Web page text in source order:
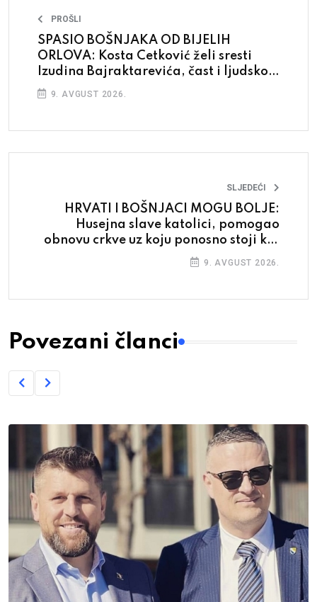
PROŠLI
SPASIO BOŠNJAKA OD BIJELIH
ORLOVA: Kosta Cetković želi sresti
Izudina Bajraktarevića, čast i ljudskost
se pokazuju u ratu
9. AVGUST 2026.
SLJEDEĆI
HRVATI I BOŠNJACI MOGU BOLJE:
Husejna slave katolici, pomogao
obnovu crkve uz koju ponosno stoji kip
kraljice Jelene
9. AVGUST 2026.
Povezani članci